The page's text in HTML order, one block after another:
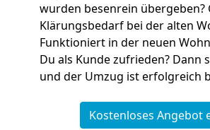
wurden besenrein übergeben?
Klärungsbedarf bei der alten
Funktioniert in der neuen
Du als Kunde zufrieden? Dann
und der Umzug ist erfolgreich
Kostenloses Angebot